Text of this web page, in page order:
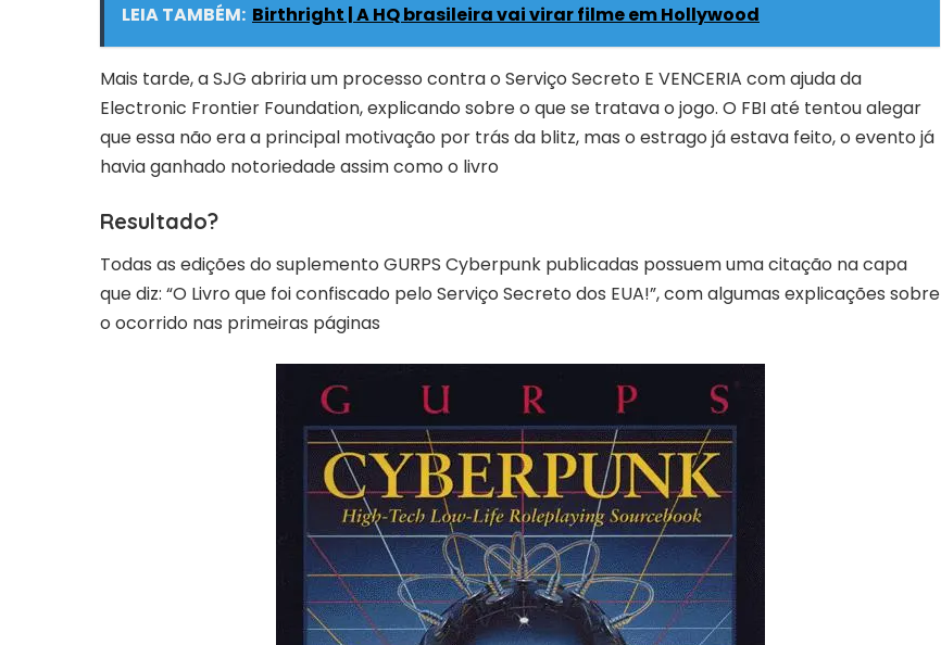
LEIA TAMBÉM: Birthright | A HQ brasileira vai virar filme em Hollywood
Mais tarde, a SJG abriria um processo contra o Serviço Secreto E VENCERIA com ajuda da
Electronic Frontier Foundation, explicando sobre o que se tratava o jogo. O FBI até tentou alegar
que essa não era a principal motivação por trás da blitz, mas o estrago já estava feito, o evento já
havia ganhado notoriedade assim como o livro
Resultado?
Todas as edições do suplemento GURPS Cyberpunk publicadas possuem uma citação na capa
que diz: “O Livro que foi confiscado pelo Serviço Secreto dos EUA!”, com algumas explicações sobre
o ocorrido nas primeiras páginas